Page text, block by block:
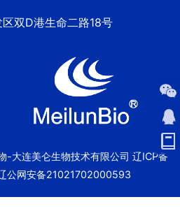
双D港生命二路18号
连美仑生物技术有限公司 辽ICP备
公网安备21021702000593